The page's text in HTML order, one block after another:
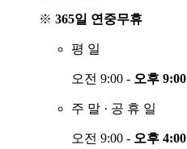
※ 365일 연중무휴
평 일
오전 9:00 - 오후 9:00
주 말 · 공 휴 일
오전 9:00 - 오후 4:00